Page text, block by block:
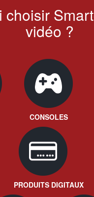
choisir
vidéo ?
CONSOLES
PRODUITS DIGITAUX